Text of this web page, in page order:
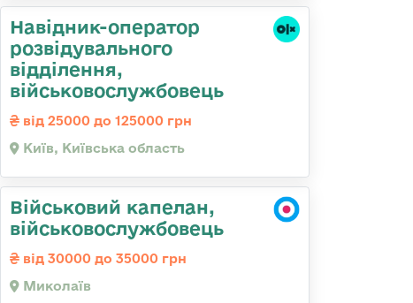
Навідник-оператор
розвідувального
відділення,
військовослужбовець
від 25000 до 125000 грн
Київ, Київська область
Військовий капелан,
військовослужбовець
від 30000 до 35000 грн
Миколаїв